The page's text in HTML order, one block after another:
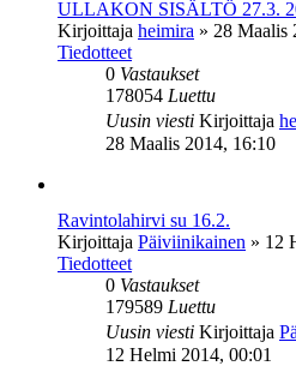
ULLAKON SISÄLTÖ 27.3.
Kirjoittaja heimira » 28 Maalis
Tiedotteet
0 Vastaukset
178054 Luettu
Uusin viesti Kirjoittaja
28 Maalis 2014, 16:10
Ravintolahirvi su 16.2.
Kirjoittaja Päiviinikainen » 12
Tiedotteet
0 Vastaukset
179589 Luettu
Uusin viesti Kirjoittaja
12 Helmi 2014, 00:01